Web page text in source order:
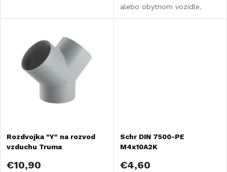
u
alebo obytnom vozidle.
Zlepšuje distribúciu teplého
Rozdvojka "Y" na rozvod
vzduchu Truma
€10,90
Schr DIN 7500-PE
M4x10A2K
€4,60